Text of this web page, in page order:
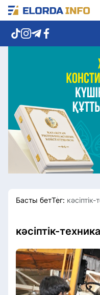
Елорда жаңалықтары
Саясат
Әлеумет
Экономика
Спорт
Мәдениет
Басты бетТег:
кәсіптік-